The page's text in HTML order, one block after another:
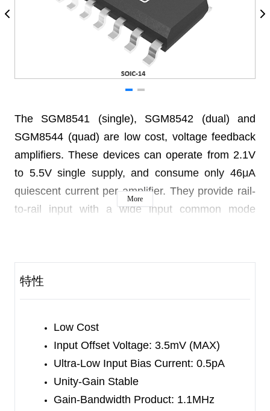
The SGM8541 (single), SGM8542 (dual) and
SGM8544 (quad) are low cost, voltage feedback
amplifiers. These devices can operate from 2.1V
to 5.5V single supply, and consume only 46μA
quiescent current per amplifier. They provide rail-
to-rail input with a wide input common mode
buffering ASIC.
0.5pA. They are well suited for piezoelectric
sensors, integrators and photodiode amplifiers.
The SGM8541/2/4 are designed into a wide range
of applications, such as battery-powered
More
特性
Low Cost
Input Offset Voltage: 3.5mV (MAX)
Ultra-Low Input Bias Current: 0.5pA
Unity-Gain Stable
Gain-Bandwidth Product: 1.1MHz